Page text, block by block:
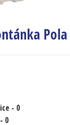
Pola
- 0
- 0